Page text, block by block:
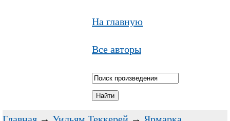
На главную
Все авторы